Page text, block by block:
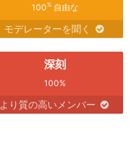
100%自由な
モデレーターを聞く
深刻
100%
より質の高いメンバー